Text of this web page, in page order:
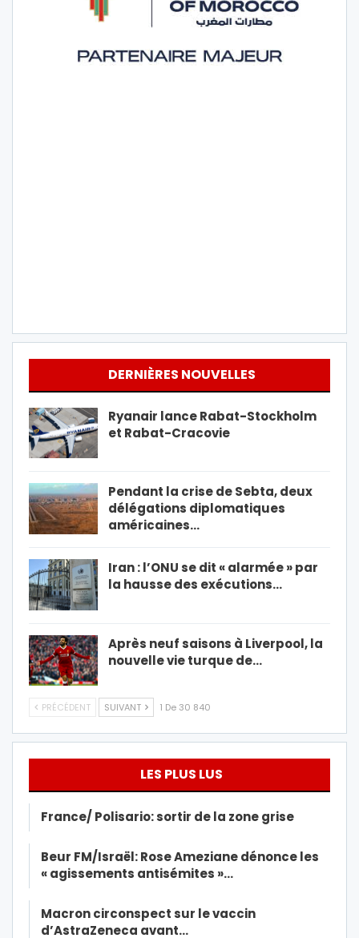
DERNIÈRES NOUVELLES
Ryanair lance Rabat-Stockholm
et Rabat-Cracovie
Pendant la crise de Sebta, deux
délégations diplomatiques
américaines…
Iran : l’ONU se dit « alarmée » par
la hausse des exécutions…
Après neuf saisons à Liverpool, la
nouvelle vie turque de…
PRÉCÉDENT SUIVANT 1 De 30 840
LES PLUS LUS
France/ Polisario: sortir de la zone grise
Beur FM/Israël: Rose Ameziane dénonce les
« agissements antisémites »…
Macron circonspect sur le vaccin
d’AstraZeneca avant…